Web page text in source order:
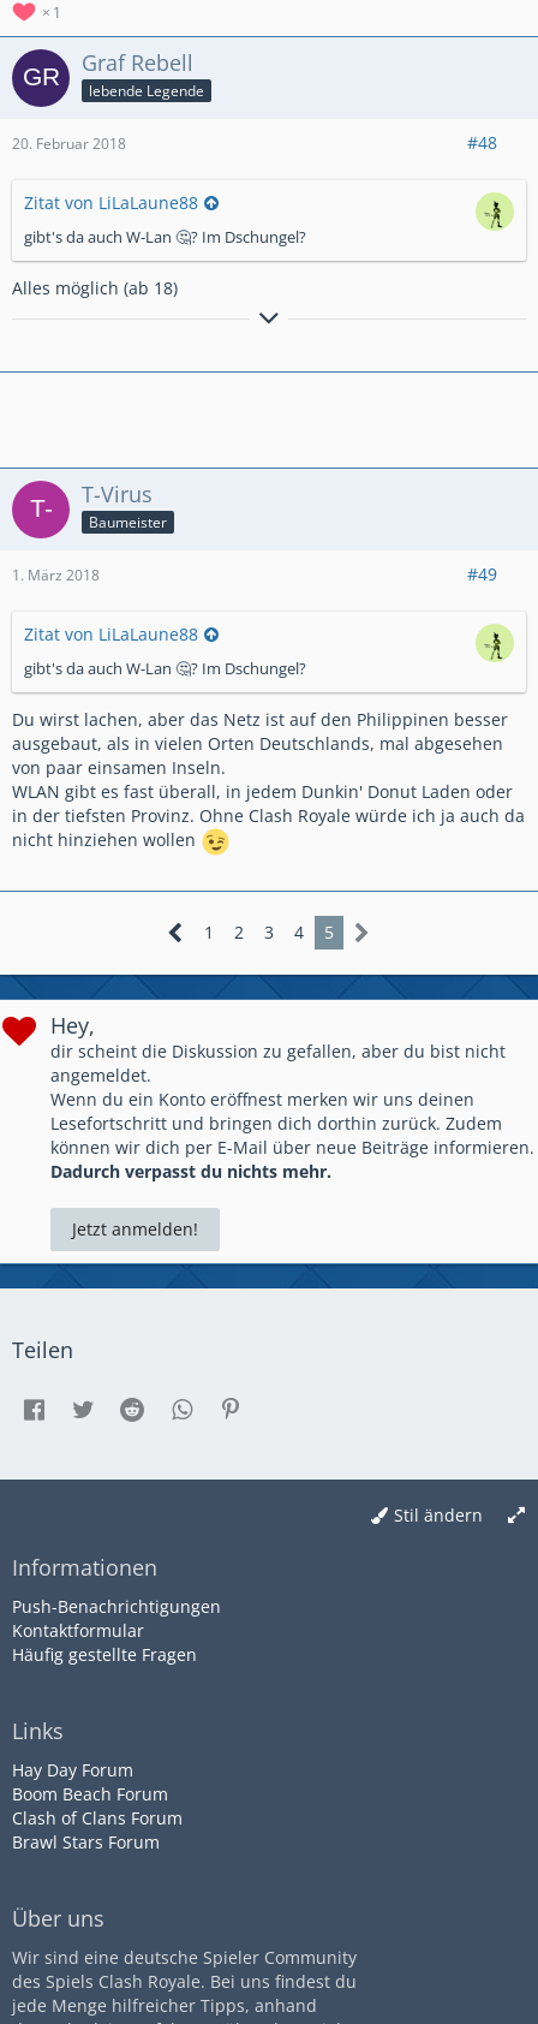
....Du träumst Nachts vom Schweinereiter und grünen
Kobolden.....?
....Dann bist du bei uns genau richtig!!
🔜 Nordwall#8LJQ282Y
WIR FREUEN UNS AUF DICH ❗
Discord vorhanden
https://discord.gg/ejH2Dr
1
Graf Rebell
lebende Legende
20. Februar 2018 #48
Zitat von LiLaLaune88
gibt's da auch W-Lan 🤔? Im Dschungel?
Alles möglich (ab 18)
"Es kommt nicht darauf an, dem Leben mehr Jahre zu geben,
T-Virus
Baumeister
1. März 2018 #49
Zitat von LiLaLaune88
gibt's da auch W-Lan 🤔? Im Dschungel?
Du wirst lachen, aber das Netz ist auf den Philippinen besser
ausgebaut, als in vielen Orten Deutschlands, mal abgesehen
von paar einsamen Inseln.
WLAN gibt es fast überall, in jedem Dunkin' Donut Laden oder
in der tiefsten Provinz. Ohne Clash Royale würde ich ja auch da
nicht hinziehen wollen
1 2 3 4 5
Hey,
dir scheint die Diskussion zu gefallen, aber du bist nicht
angemeldet.
Wenn du ein Konto eröffnest merken wir uns deinen
Lesefortschritt und bringen dich dorthin zurück. Zudem
können wir dich per E-Mail über neue Beiträge informieren.
Dadurch verpasst du nichts mehr.
Jetzt anmelden!
Teilen
Stil ändern
Informationen
Push-Benachrichtigungen
Kontaktformular
Häufig gestellte Fragen
Links
Hay Day Forum
Boom Beach Forum
Clash of Clans Forum
Brawl Stars Forum
Über uns
Wir sind eine deutsche Spieler Community
des Spiels Clash Royale. Bei uns findest du
jede Menge hilfreicher Tipps, anhand